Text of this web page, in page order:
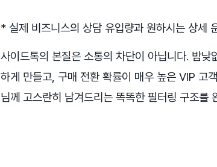
* 실제 비즈니스의 상담 유입량과 원하시는 상세
사이드톡의 본질은 소통의 차단이 아닙니다. 밤
하게 만들고, 구매 전환 확률이 매우 높은 VIP 고
님께 고스란히 남겨드리는 똑똑한 필터링 구조를